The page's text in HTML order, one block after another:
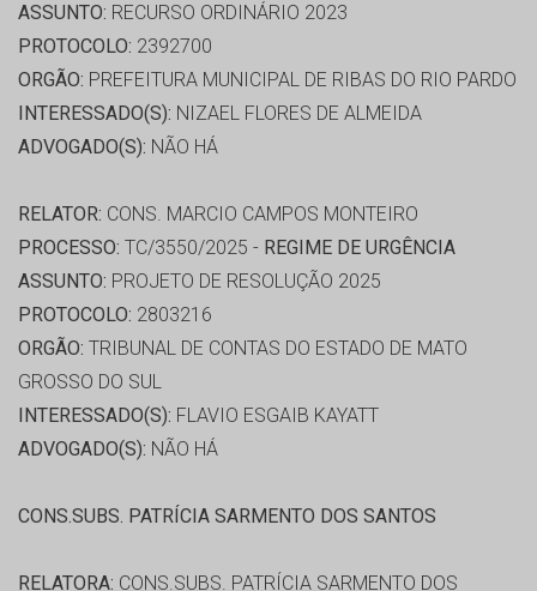
ASSUNTO: RECURSO ORDINÁRIO 2023
PROTOCOLO: 2392700
ORGÃO: PREFEITURA MUNICIPAL DE RIBAS DO RIO PARDO
INTERESSADO(S): NIZAEL FLORES DE ALMEIDA
ADVOGADO(S): NÃO HÁ
RELATOR: CONS. MARCIO CAMPOS MONTEIRO
PROCESSO: TC/3550/2025 - REGIME DE URGÊNCIA
ASSUNTO: PROJETO DE RESOLUÇÃO 2025
PROTOCOLO: 2803216
ORGÃO: TRIBUNAL DE CONTAS DO ESTADO DE MATO
GROSSO DO SUL
INTERESSADO(S): FLAVIO ESGAIB KAYATT
ADVOGADO(S): NÃO HÁ
CONS.SUBS. PATRÍCIA SARMENTO DOS SANTOS
RELATORA: CONS.SUBS. PATRÍCIA SARMENTO DOS